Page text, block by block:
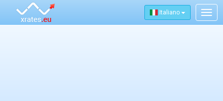
Italiano